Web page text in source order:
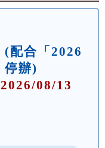
配合「2026
停辦)
08/13